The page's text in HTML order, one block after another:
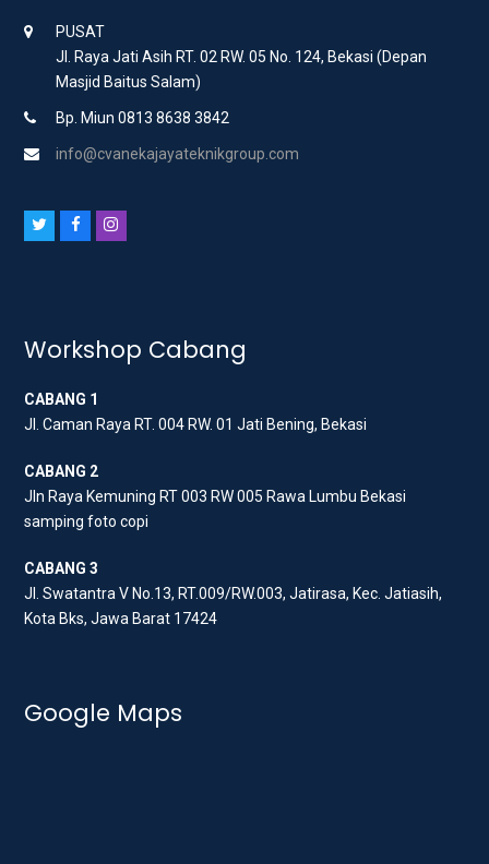
PUSAT
Jl. Raya Jati Asih RT. 02 RW. 05 No. 124, Bekasi (Depan
Masjid Baitus Salam)
Bp. Miun 0813 8638 3842
info@cvanekajayateknikgroup.com
t
r
b
o
k
a
a
Workshop Cabang
CABANG 1
Jl. Caman Raya RT. 004 RW. 01 Jati Bening, Bekasi
CABANG 2
Jln Raya Kemuning RT 003 RW 005 Rawa Lumbu Bekasi
samping foto copi
CABANG 3
Jl. Swatantra V No.13, RT.009/RW.003, Jatirasa, Kec. Jatiasih,
Kota Bks, Jawa Barat 17424
Google Maps